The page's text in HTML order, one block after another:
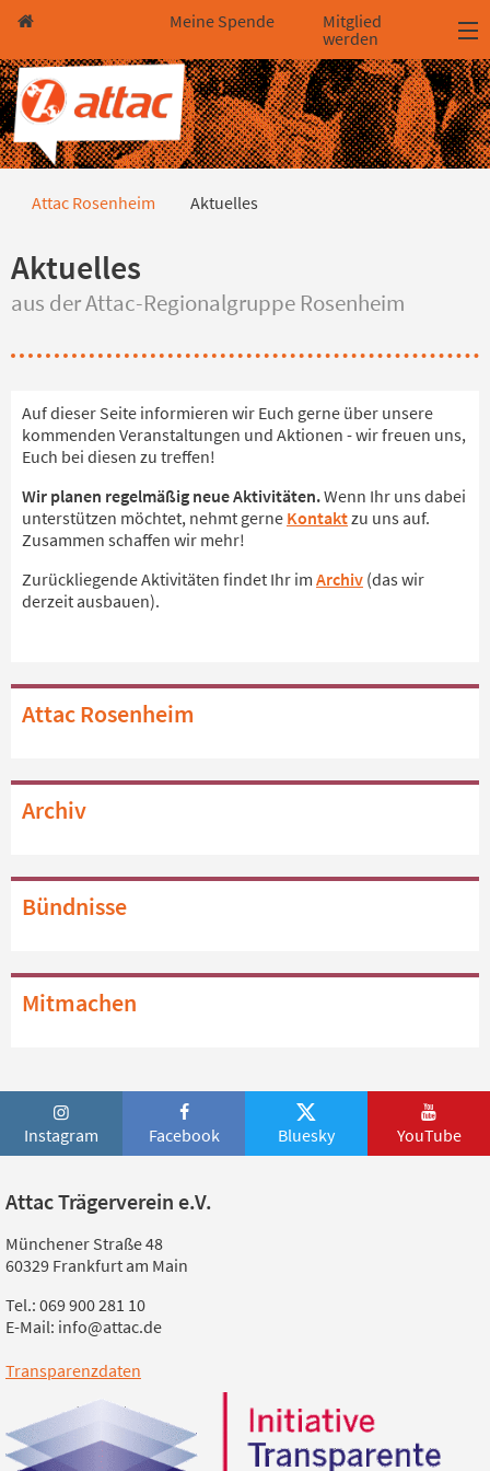
Direkt zum Hauptinhalt springen
Direkt zur Haupt-Navigation springen
Direkt zur Service-Navigation springen
Direkt zur Footer-Navigation springen
Direkt zum Footerinhalt springen
Meine Spende
Mitglied
werden
Aktuelles
Attac Rosenheim Aktuelles
Aktuelles
aus der Attac-Regionalgruppe Rosenheim
Auf dieser Seite informieren wir Euch gerne über unsere
kommenden Veranstaltungen und Aktionen - wir freuen uns,
Euch bei diesen zu treffen!
Wir planen regelmäßig neue Aktivitäten.Wenn Ihr uns dabei
unterstützen möchtet, nehmt gerne Kontaktzu uns auf.
Zusammen schaffen wir mehr!
Zurückliegende Aktivitäten findet Ihr im Archiv (das wir
derzeit ausbauen).
Attac Rosenheim
Archiv
Bündnisse
Mitmachen
Instagram Facebook Bluesky YouTube
Attac Trägerverein e.V.
Münchener Straße 48
60329 Frankfurt am Main
Tel.: 069 900 281 10
E-Mail: info@attac.de
Transparenzdaten